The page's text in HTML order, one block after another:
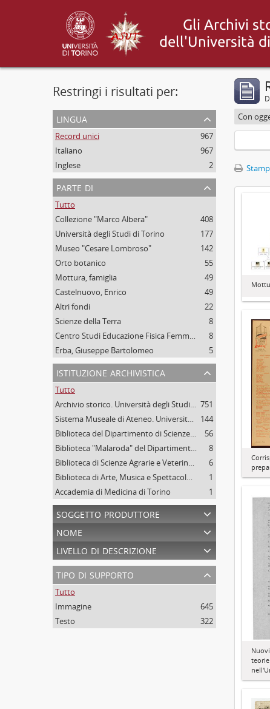
Restringi i risultati per:
lingua
Record unici
967
Italiano
967
Inglese
2
parte di
Tutto
Collezione "Marco Albera"
408
Università degli Studi di Torino
177
Museo "Cesare Lombroso"
142
Orto botanico
55
Mottura, famiglia
49
Castelnuovo, Enrico
49
Altri fondi
22
Scienze della Terra
8
Centro Studi Educazione Fisica Femminile - CSEFF
8
Erba, Giuseppe Bartolomeo
5
istituzione archivistica
Tutto
Archivio storico. Università degli Studi di Torino 751
Sistema Museale di Ateneo. Università degli Studi di Torino
144
Biblioteca del Dipartimento di Scienze della vita e Biologia dei sistemi. Sede di Biologia vegetale. Università degli studi di Torino
56
Biblioteca "Malaroda" del Dipartimento di Scienze della Terra. Università degli Studi di Torino
8
Biblioteca di Scienze Agrarie e Veterinarie. Università degli Studi di Torino
6
Biblioteca di Arte, Musica e Spettacolo. Università degli Studi di Torino
1
Accademia di Medicina di Torino
1
soggetto produttore
nome
livello di descrizione
tipo di supporto
Tutto
Immagine
645
Testo
322
Con